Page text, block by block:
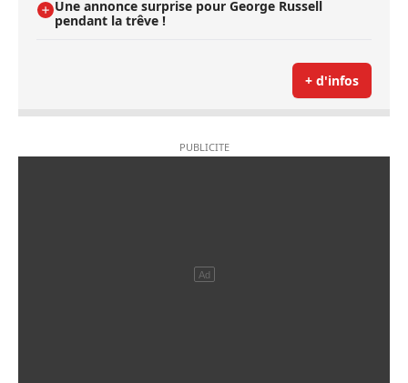
Une annonce surprise pour George Russell
pendant la trêve !
+ d'infos